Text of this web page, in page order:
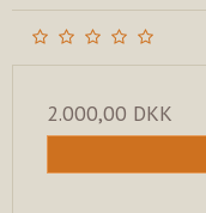
2.000,00 DKK